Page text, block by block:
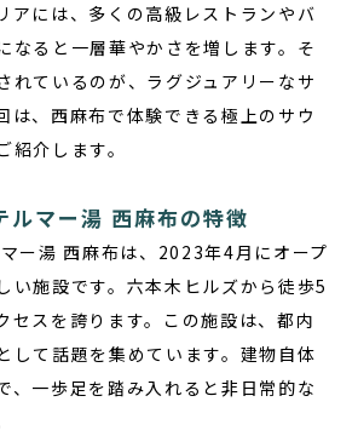
アには、多くの高級レストランやバ
なると一層華やかさを増します。そ
れているのが、ラグジュアリーなサ
は、西麻布で体験できる極上のサウ
介します。
ルマー湯 西麻布の特徴
ー湯 西麻布は、2023年4月にオープ
い施設です。六本木ヒルズから徒歩5
セスを誇ります。この施設は、都内
して話題を集めています。建物自体
、一歩足を踏み入れると非日常的な